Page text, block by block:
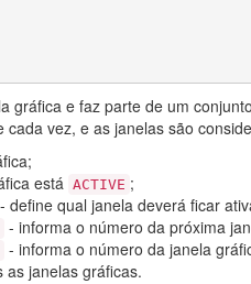
gráfica e faz parte de um
cada vez, e as janelas são
está ACTIVE ;
- define qual janela deverá ficar
- informa o número da próxima
- informa o número da janela
as janelas gráficas.